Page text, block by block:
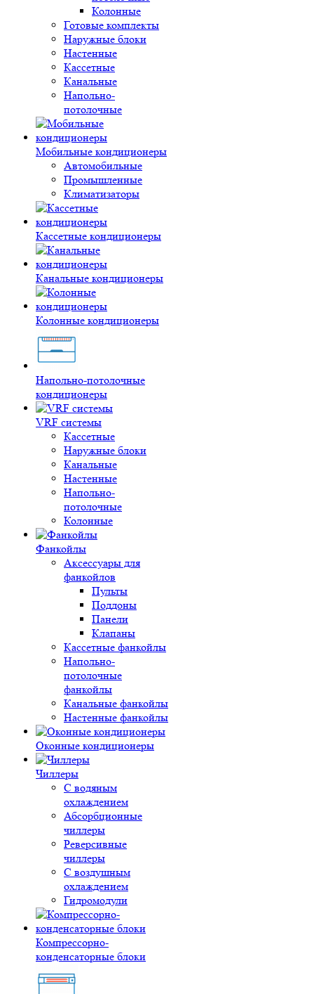
Колонные
Готовые комплекты
Наружные блоки
Настенные
Кассетные
Канальные
Напольно-
потолочные
Мобильные кондиционеры
Автомобильные
Промышленные
Климатизаторы
Кассетные кондиционеры
Канальные кондиционеры
Колонные кондиционеры
Напольно-потолочные
кондиционеры
VRF системы
Кассетные
Наружные блоки
Канальные
Настенные
Напольно-
потолочные
Колонные
Фанкойлы
Аксессуары для
фанкойлов
Пульты
Поддоны
Панели
Клапаны
Кассетные фанкойлы
Напольно-
потолочные
фанкойлы
Канальные фанкойлы
Настенные фанкойлы
Оконные кондиционеры
Чиллеры
С водяным
охлаждением
Абсорбционные
чиллеры
Реверсивные
чиллеры
С воздушным
охлаждением
Гидромодули
Компрессорно-
конденсаторные блоки